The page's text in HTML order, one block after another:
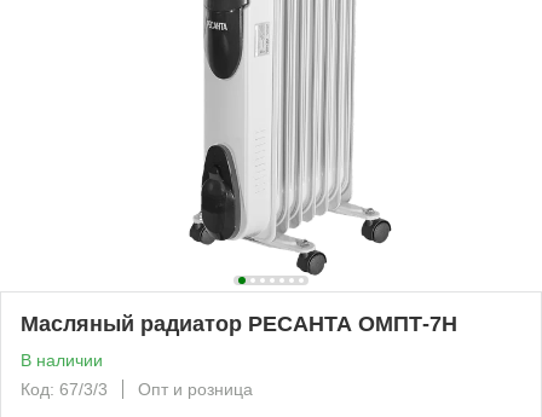
Масляный радиатор РЕСАНТА ОМПТ-7Н
В наличии
Код: 67/3/3
Опт и розница